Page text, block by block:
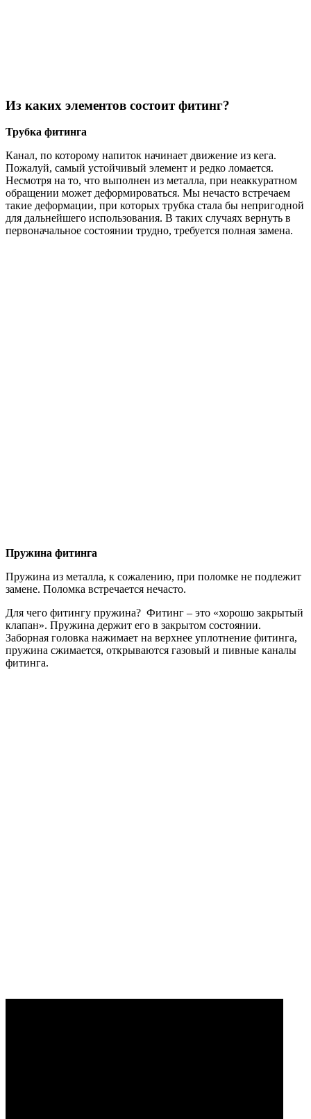
Из каких элементов состоит фитинг?
Трубка фитинга
Канал, по которому напиток начинает движение из кега.
Пожалуй, самый устойчивый элемент и редко ломается.
Несмотря на то, что выполнен из металла, при неаккуратном
обращении может деформироваться. Мы нечасто встречаем
такие деформации, при которых трубка стала бы непригодной
для дальнейшего использования. В таких случаях вернуть в
первоначальное состоянии трудно, требуется полная замена.
Пружина фитинга
Пружина из металла, к сожалению, при поломке не подлежит
замене. Поломка встречается нечасто.
Для чего фитингу пружина? Фитинг – это «хорошо закрытый
клапан». Пружина держит его в закрытом состоянии.
Заборная головка нажимает на верхнее уплотнение фитинга,
пружина сжимается, открываются газовый и пивные каналы
фитинга.